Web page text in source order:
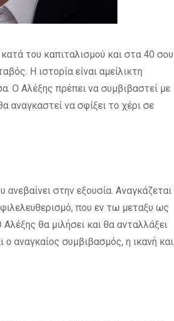
του καπιταλισμού και στα 40 σου
Η ιστορία είναι αμείλικτη
Ο Αλέξης πρέπει να συμβιβαστεί με
αναγκαστεί να σφίξει το χέρι σε
στην εξουσία. Αναγκάζεται
που εν τω μεταξυ ως
θα μιλήσει και θα ανταλλάξει
αναγκαίος συμβιβασμός, η ικανή και